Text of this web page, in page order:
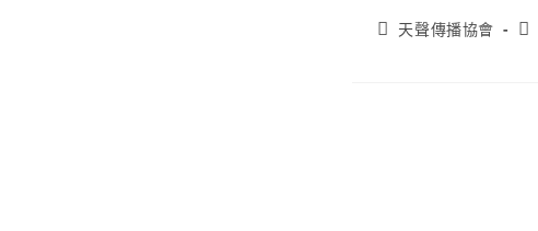
天聲傳播協會